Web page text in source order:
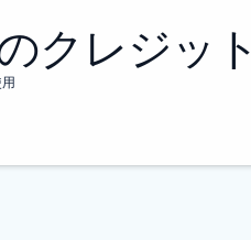
クレジット